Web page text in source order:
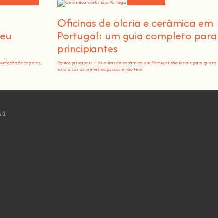
de tapetes,
Oficinas de olaria e cerâmica em
Portugal: um guia completo para
principiantes
Pontos principais ✅ As aulas de cerâmica em Portugal são ideais para quem
está a dar os primeiros passos e não tem